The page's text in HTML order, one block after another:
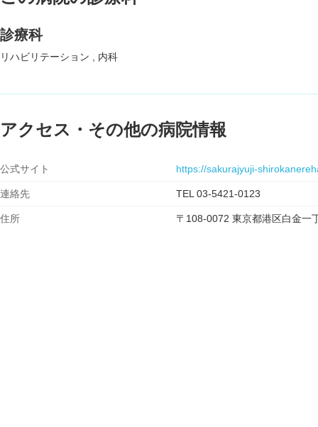
診療科
リハビリテーション 内科
アクセス・その他の病院情報
公式サイト https://sakurajyuji-
連絡先 TEL 03-5421-0123
住所 〒108-0072 東京都港区白金一